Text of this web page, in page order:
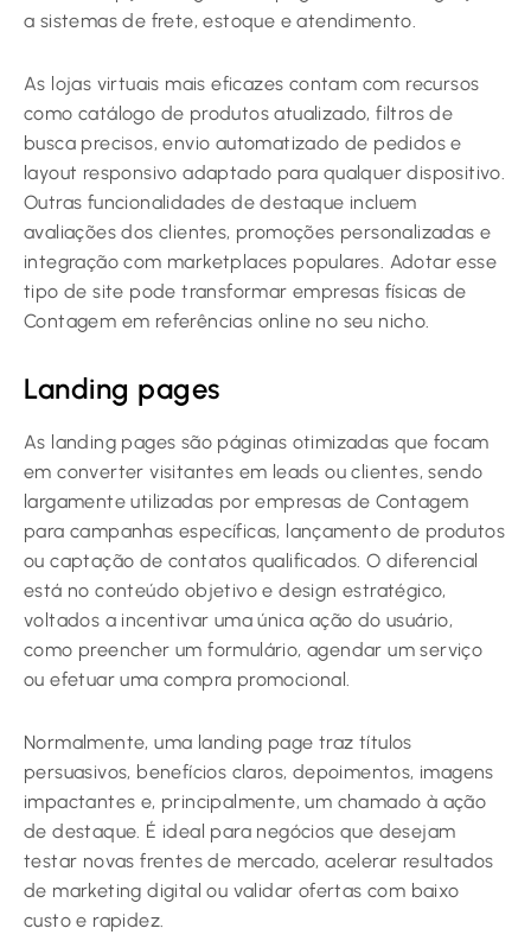
a sistemas de frete, estoque e atendimento.
As lojas virtuais mais eficazes contam com recursos
como catálogo de produtos atualizado, filtros de
busca precisos, envio automatizado de pedidos e
layout responsivo adaptado para qualquer dispositivo.
Outras funcionalidades de destaque incluem
avaliações dos clientes, promoções personalizadas e
integração com marketplaces populares. Adotar esse
tipo de site pode transformar empresas físicas de
Contagem em referências online no seu nicho.
Landing pages
As landing pages são páginas otimizadas que focam
em converter visitantes em leads ou clientes, sendo
largamente utilizadas por empresas de Contagem
para campanhas específicas, lançamento de produtos
ou captação de contatos qualificados. O diferencial
está no conteúdo objetivo e design estratégico,
voltados a incentivar uma única ação do usuário,
como preencher um formulário, agendar um serviço
ou efetuar uma compra promocional.
Normalmente, uma landing page traz títulos
persuasivos, benefícios claros, depoimentos, imagens
impactantes e, principalmente, um chamado à ação
de destaque. É ideal para negócios que desejam
testar novas frentes de mercado, acelerar resultados
de marketing digital ou validar ofertas com baixo
custo e rapidez.